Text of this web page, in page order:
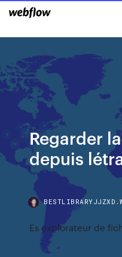
Regarder
depuis
Es explorateur de